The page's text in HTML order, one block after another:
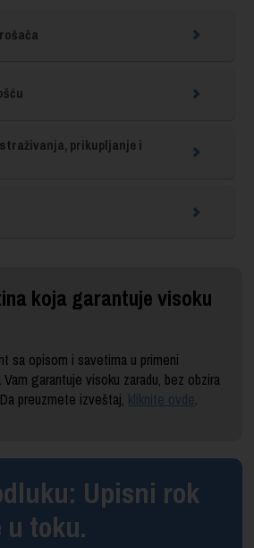
prikupljanje i
koja garantuje visoku
sa opisom i savetima u primeni
garantuje visoku zaradu, bez obzira
preuzmete izveštaj, kliknite ovde.
Upisni rok
u toku.